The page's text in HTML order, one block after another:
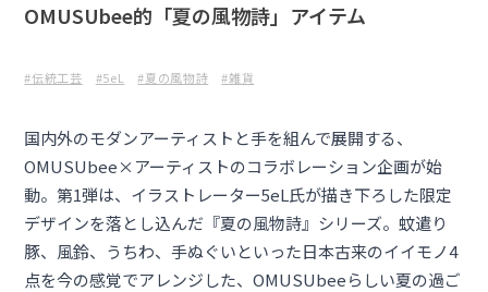
OMUSUbee的「夏の風物詩」アイテム
#伝統工芸 #5eL #夏の風物詩 #雑貨
国内外のモダンアーティストと手を組んで展開する、
OMUSUbee×アーティストのコラボレーション企画が始
動。第1弾は、イラストレーター5eL氏が描き下ろした限定
デザインを落とし込んだ『夏の風物詩』シリーズ。蚊遣り
豚、風鈴、うちわ、手ぬぐいといった日本古来のイイモノ4
点を今の感覚でアレンジした、OMUSUbeeらしい夏の過ご